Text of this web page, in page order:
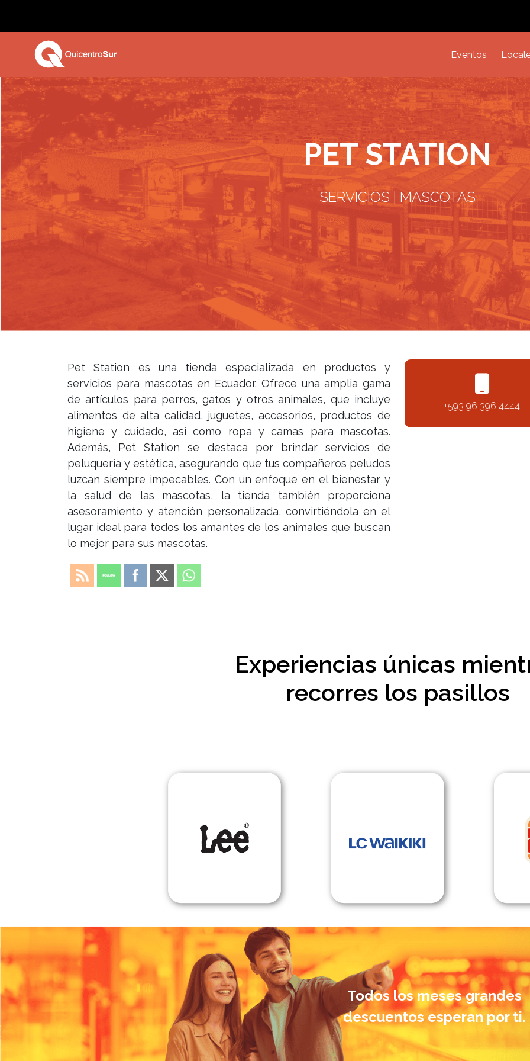
Eventos
PET STATION
SERVICIOS | MASCOTAS
Pet Station es una tienda especializada en productos y
servicios para mascotas en Ecuador. Ofrece una amplia gama
de artículos para perros, gatos y otros animales, que incluye
alimentos de alta calidad, juguetes, accesorios, productos de
higiene y cuidado, así como ropa y camas para mascotas.
Además, Pet Station se destaca por brindar servicios de
peluquería y estética, asegurando que tus compañeros peludos
luzcan siempre impecables. Con un enfoque en el bienestar y
la salud de las mascotas, la tienda también proporciona
asesoramiento y atención personalizada, convirtiéndola en el
lugar ideal para todos los amantes de los animales que buscan
lo mejor para sus mascotas.
+593 96 396 4444
Experiencias únicas
recorres los pasillos
Todos los meses grandes
descuentos esperan por ti.